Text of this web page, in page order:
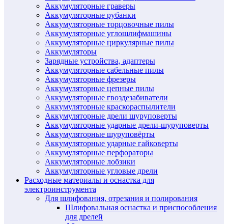
Аккумуляторные граверы
Аккумуляторные рубанки
Аккумуляторные торцовочные пилы
Аккумуляторные углошлифмашины
Аккумуляторные циркулярные пилы
Аккумуляторы
Зарядные устройства, адаптеры
Аккумуляторные сабельные пилы
Аккумуляторные фрезеры
Аккумуляторные цепные пилы
Аккумуляторные гвоздезабиватели
Аккумуляторные краскораспылители
Аккумуляторные дрели шуруповерты
Аккумуляторные ударные дрели-шуруповерты
Аккумуляторные шуруповёрты
Аккумуляторные ударные гайковерты
Аккумуляторные перфораторы
Аккумуляторные лобзики
Аккумуляторные угловые дрели
Расходные материалы и оснастка для
электроинструмента
Для шлифования, отрезания и полирования
Шлифовальная оснастка и приспособления
для дрелей